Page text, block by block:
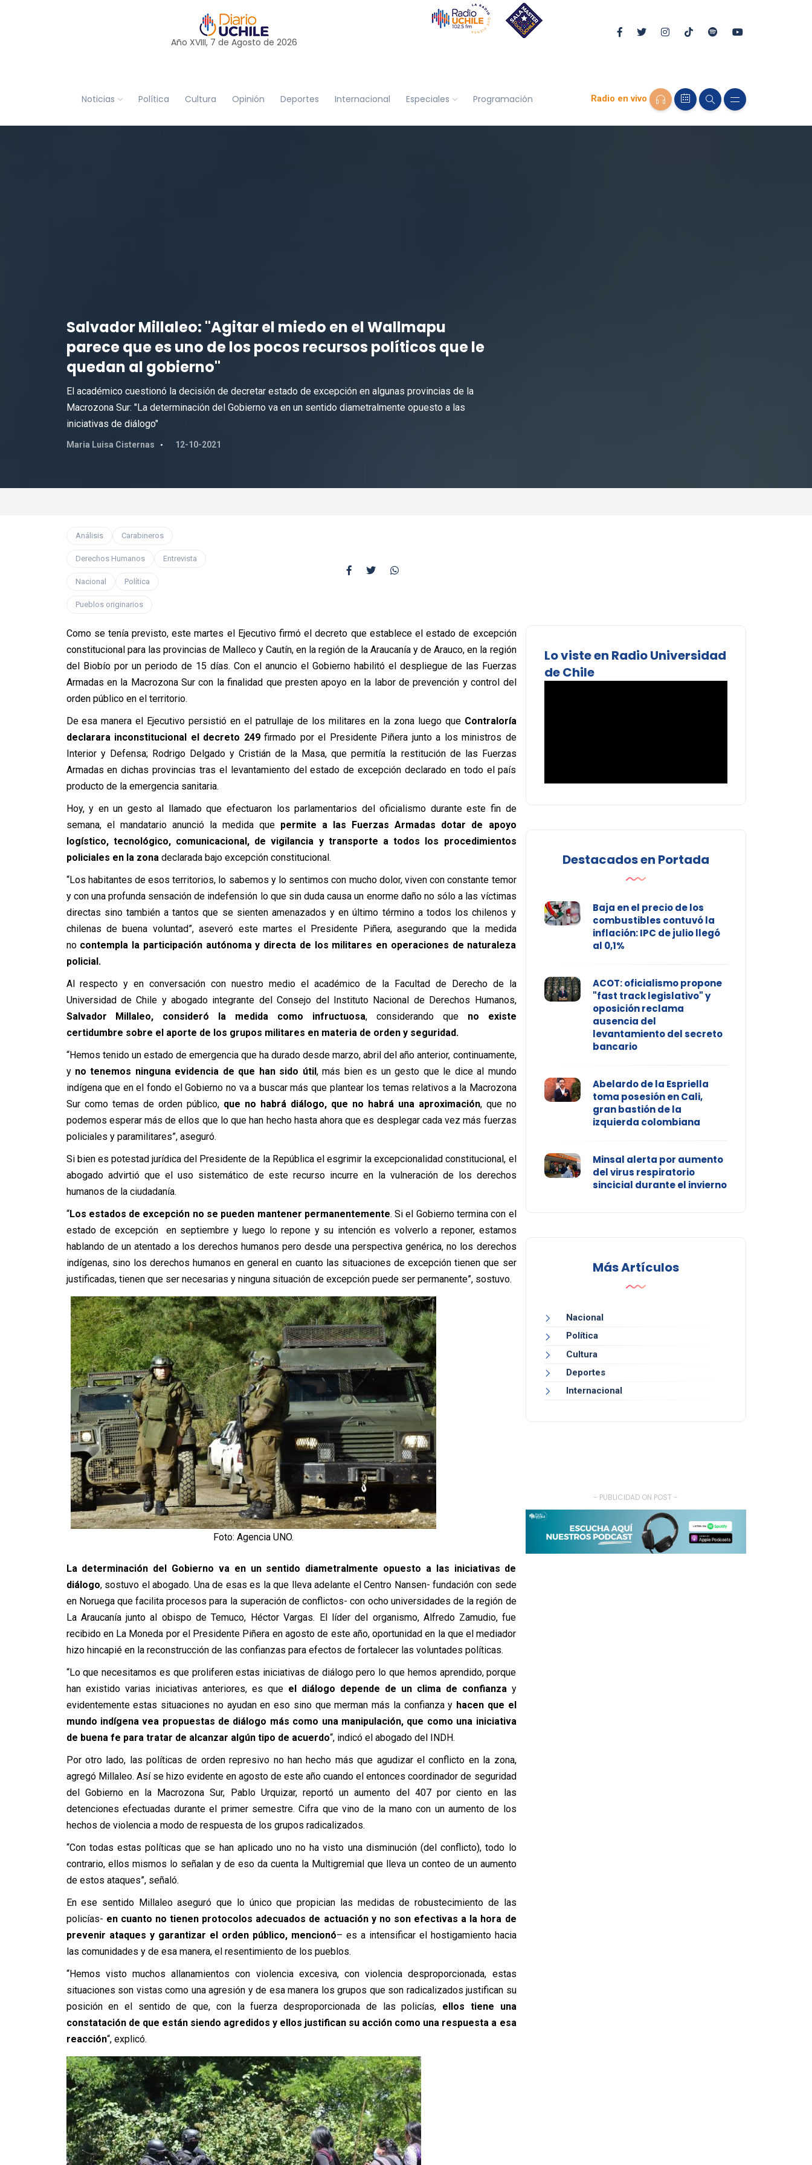
Año XVIII, 7 de Agosto de 2026
Noticias Política Cultura Opinión Deportes Internacional Especiales Programación Radio en vivo
Salvador Millaleo: "Agitar el miedo en el Wallmapu
parece que es uno de los pocos recursos políticos que le
quedan al gobierno"
El académico cuestionó la decisión de decretar estado de excepción en algunas provincias de la
Macrozona Sur: "La determinación del Gobierno va en un sentido diametralmente opuesto a las
iniciativas de diálogo"
Maria Luisa Cisternas 12-10-2021
Análisis Carabineros
Derechos Humanos Entrevista
Nacional Política
Pueblos originarios
Como se tenía previsto, este martes el Ejecutivo firmó el decreto que establece el estado de excepción
constitucional para las provincias de Malleco y Cautín, en la región de la Araucanía y de Arauco, en la región
del Biobío por un periodo de 15 días. Con el anuncio el Gobierno habilitó el despliegue de las Fuerzas
Armadas en la Macrozona Sur con la finalidad que presten apoyo en la labor de prevención y control del
orden público en el territorio.
De esa manera el Ejecutivo persistió en el patrullaje de los militares en la zona luego que Contraloría
declarara inconstitucional el decreto 249firmado por el Presidente Piñera junto a los ministros de
Interior y Defensa; Rodrigo Delgado y Cristián de la Masa, que permitía la restitución de las Fuerzas
Armadas en dichas provincias tras el levantamiento del estado de excepción declarado en todo el país
producto de la emergencia sanitaria.
Hoy, y en un gesto al llamado que efectuaron los parlamentarios del oficialismo durante este fin de
semana, el mandatario anunció la medida que permite a las Fuerzas Armadas dotar de apoyo
logístico, tecnológico, comunicacional, de vigilancia y transporte a todos los procedimientos
policiales en la zonadeclarada bajo excepción constitucional.
“Los habitantes de esos territorios, lo sabemos y lo sentimos con mucho dolor, viven con constante temor
y con una profunda sensación de indefensión lo que sin duda causa un enorme daño no sólo a las víctimas
directas sino también a tantos que se sienten amenazados y en último término a todos los chilenos y
chilenas de buena voluntad”, aseveró este martes el Presidente Piñera, asegurando que la medida
nocontempla la participación autónoma y directa de los militares en operaciones de naturaleza
policial.
Al respecto y en conversación con nuestro medio el académico de la Facultad de Derecho de la
Universidad de Chile y abogado integrante del Consejo del Instituto Nacional de Derechos Humanos,
Salvador Millaleo, consideró la medida como infructuosa, considerando queno existe
certidumbre sobre el aporte de los grupos militares en materia de orden y seguridad.
“Hemos tenido un estado de emergencia que ha durado desde marzo, abril del año anterior, continuamente,
y no tenemos ninguna evidencia de que han sido útil, más bien es un gesto que le dice al mundo
indígena que en el fondo el Gobierno no va a buscar más que plantear los temas relativos a la Macrozona
Sur como temas de orden público, que no habrá diálogo, que no habrá una aproximación, que no
podemos esperar más de ellos que lo que han hecho hasta ahora que es desplegar cada vez más fuerzas
policiales y paramilitares”, aseguró.
Si bien es potestad jurídica del Presidente de la República el esgrimir la excepcionalidad constitucional, el
abogado advirtió que el uso sistemático de este recurso incurre en la vulneración de los derechos
humanos de la ciudadanía.
“Los estados de excepción no se pueden mantener permanentemente. Si el Gobierno termina con el
estado de excepción en septiembre y luego lo repone y su intención es volverlo a reponer, estamos
hablando de un atentado a los derechos humanos pero desde una perspectiva genérica, no los derechos
indígenas, sino los derechos humanos en general en cuanto las situaciones de excepción tienen que ser
justificadas, tienen que ser necesarias y ninguna situación de excepción puede ser permanente”, sostuvo.
Foto: Agencia UNO.
La determinación del Gobierno va en un sentido diametralmente opuesto a las iniciativas de
diálogo, sostuvo el abogado. Una de esas es la que lleva adelante el Centro Nansen- fundación con sede
en Noruega que facilita procesos para la superación de conflictos- con ocho universidades de la región de
La Araucanía junto al obispo de Temuco, Héctor Vargas. El líder del organismo, Alfredo Zamudio, fue
recibido en La Moneda por el Presidente Piñera en agosto de este año, oportunidad en la que el mediador
hizo hincapié en la reconstrucción de las confianzas para efectos de fortalecer las voluntades políticas.
“Lo que necesitamos es que proliferen estas iniciativas de diálogo pero lo que hemos aprendido, porque
han existido varias iniciativas anteriores, es queel diálogo depende de un clima de confianzay
evidentemente estas situaciones no ayudan en eso sino que merman más la confianza y hacen que el
mundo indígena vea propuestas de diálogo más como una manipulación, que como una iniciativa
de buena fe para tratar de alcanzar algún tipo de acuerdo“, indicó el abogado del INDH.
Por otro lado, las políticas de orden represivo no han hecho más que agudizar el conflicto en la zona,
agregó Millaleo. Así se hizo evidente en agosto de este año cuando el entonces coordinador de seguridad
del Gobierno en la Macrozona Sur, Pablo Urquizar, reportó un aumento del 407 por ciento en las
detenciones efectuadas durante el primer semestre. Cifra que vino de la mano con un aumento de los
hechos de violencia a modo de respuesta de los grupos radicalizados.
“Con todas estas políticas que se han aplicado uno no ha visto una disminución (del conflicto), todo lo
contrario, ellos mismos lo señalan y de eso da cuenta la Multigremial que lleva un conteo de un aumento
de estos ataques”, señaló.
En ese sentido Millaleo aseguró que lo único que propician las medidas de robustecimiento de las
policías- en cuanto no tienen protocolos adecuados de actuación y no son efectivas a la hora de
prevenir ataques y garantizar el orden público, mencionó– es a intensificar el hostigamiento hacia
las comunidades y de esa manera, el resentimiento de los pueblos.
“Hemos visto muchos allanamientos con violencia excesiva, con violencia desproporcionada, estas
situaciones son vistas como una agresión y de esa manera los grupos que son radicalizados justifican su
posición en el sentido de que, con la fuerza desproporcionada de las policías, ellos tiene una
constatación de que están siendo agredidos y ellos justifican su acción como una respuesta a esa
reacción“, explicó.
Lo viste en Radio Universidad
de Chile
Destacados en Portada
Baja en el precio de los
combustibles contuvó la
inflación: IPC de julio llegó
al 0,1%
ACOT: oficialismo propone
"fast track legislativo" y
oposición reclama
ausencia del
levantamiento del secreto
bancario
Abelardo de la Espriella
toma posesión en Cali,
gran bastión de la
izquierda colombiana
Minsal alerta por aumento
del virus respiratorio
sincicial durante el invierno
Más Artículos
Nacional
Política
Cultura
Deportes
Internacional
- PUBLICIDAD ON POST -